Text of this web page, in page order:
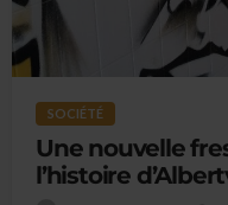
SOCIÉTÉ
Une nouvelle
l’histoire